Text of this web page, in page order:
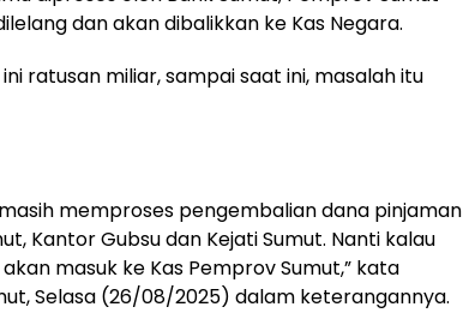
dan akan dibalikkan ke Kas Negara.
ratusan miliar, sampai saat ini, masalah itu
memproses pengembalian dana pinjaman
Kantor Gubsu dan Kejati Sumut. Nanti kalau
masuk ke Kas Pemprov Sumut,” kata
Selasa (26/08/2025) dalam keterangannya.